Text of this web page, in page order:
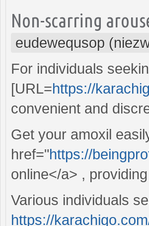
Non-scarring
eudewequsop
For individuals
[URL=https://
convenient and
Get your amoxil
href="https://
online</a> ,
Various individuals
https://